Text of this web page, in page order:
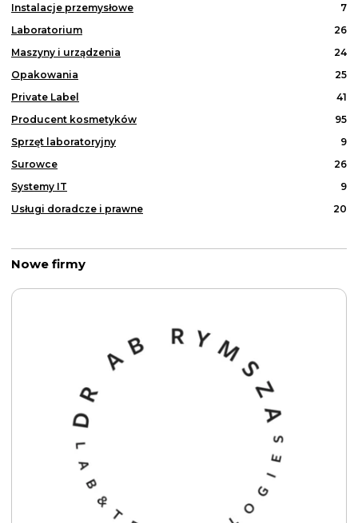
Instalacje przemysłowe
7
Laboratorium
26
Maszyny i urządzenia
24
Opakowania
25
Private Label
41
Producent kosmetyków
95
Sprzęt laboratoryjny
9
Surowce
26
Systemy IT
9
Usługi doradcze i prawne
20
Nowe firmy